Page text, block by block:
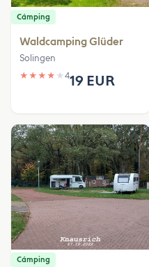
Cámping
Waldcamping Glüder
Solingen
★ ★ ★ ★ ★ 419 EUR
Cámping